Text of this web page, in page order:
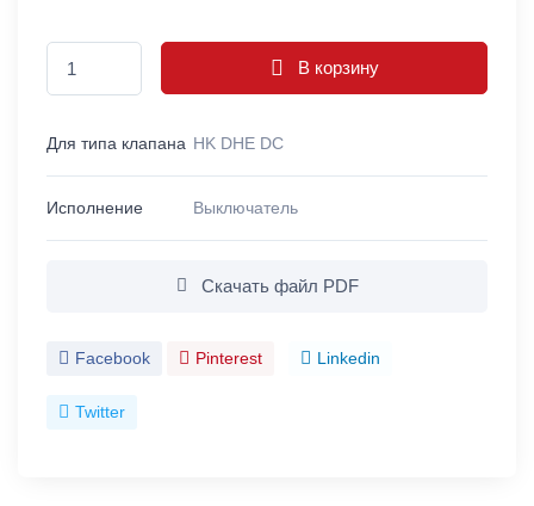
В корзину
Для типа клапана HK DHE DC
Исполнение Выключатель
Скачать файл PDF
Facebook Pinterest Linkedin
Twitter